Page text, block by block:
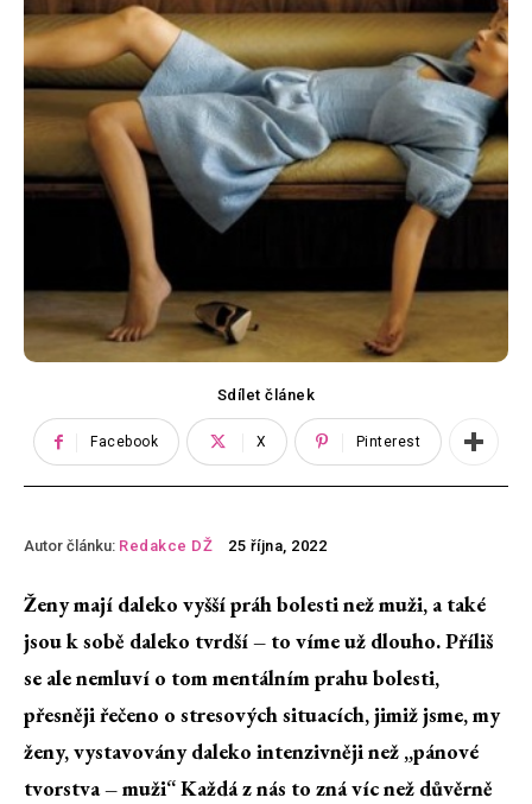
Sdílet článek
Facebook X Pinterest
Autor článku: Redakce DŽ 25 října, 2022
Ženy mají daleko vyšší práh bolesti než muži, a také
jsou k sobě daleko tvrdší – to víme už dlouho. Příliš
se ale nemluví o tom mentálním prahu bolesti,
přesněji řečeno o stresových situacích, jimiž jsme, my
ženy, vystavovány daleko intenzivněji než „pánové
tvorstva – muži“ Každá z nás to zná víc než důvěrně